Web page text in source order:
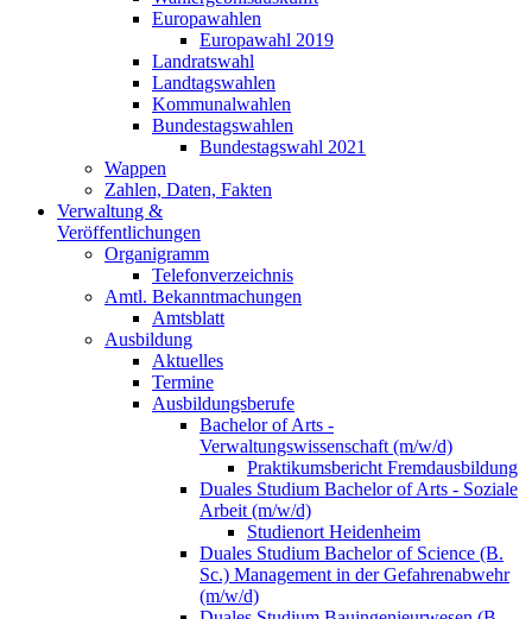
Europawahlen
Europawahl 2019
Landratswahl
Landtagswahlen
Kommunalwahlen
Bundestagswahlen
Bundestagswahl 2021
Wappen
Zahlen, Daten, Fakten
Verwaltung &
Veröffentlichungen
Organigramm
Telefonverzeichnis
Amtl. Bekanntmachungen
Amtsblatt
Ausbildung
Aktuelles
Termine
Ausbildungsberufe
Bachelor of Arts -
Verwaltungswissenschaft (m/w/d)
Praktikumsbericht Fremdausbildung
Duales Studium Bachelor of Arts - Soziale
Arbeit (m/w/d)
Studienort Heidenheim
Duales Studium Bachelor of Science (B.
Sc.) Management in der Gefahrenabwehr
(m/w/d)